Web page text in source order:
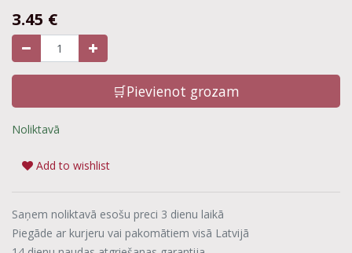
3.45 €
🛒Pievienot grozam
Noliktavā
Add to wishlist
Saņem noliktavā esošu preci 3 dienu laikā
Piegāde ar kurjeru vai pakomātiem visā Latvijā